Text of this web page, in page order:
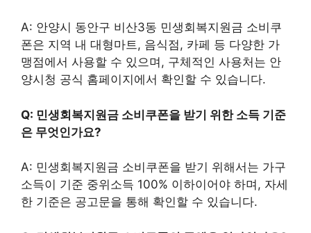
A: 안양시 동안구 비산3동 민생회복지원금 소비쿠
폰은 지역 내 대형마트, 음식점, 카페 등 다양한 가
맹점에서 사용할 수 있으며, 구체적인 사용처는 안
양시청 공식 홈페이지에서 확인할 수 있습니다.
Q: 민생회복지원금 소비쿠폰을 받기 위한 소득 기준
은 무엇인가요?
A: 민생회복지원금 소비쿠폰을 받기 위해서는 가구
소득이 기준 중위소득 100% 이하이어야 하며, 자세
한 기준은 공고문을 통해 확인할 수 있습니다.